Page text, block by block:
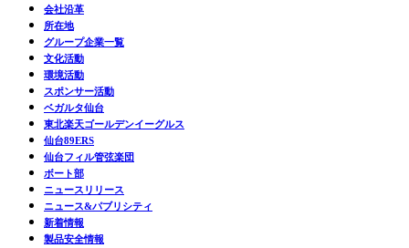
会社沿革
所在地
グループ企業一覧
文化活動
環境活動
スポンサー活動
ベガルタ仙台
東北楽天ゴールデンイーグルス
仙台89ERS
仙台フィル管弦楽団
ボート部
ニュースリリース
ニュース&パブリシティ
新着情報
製品安全情報